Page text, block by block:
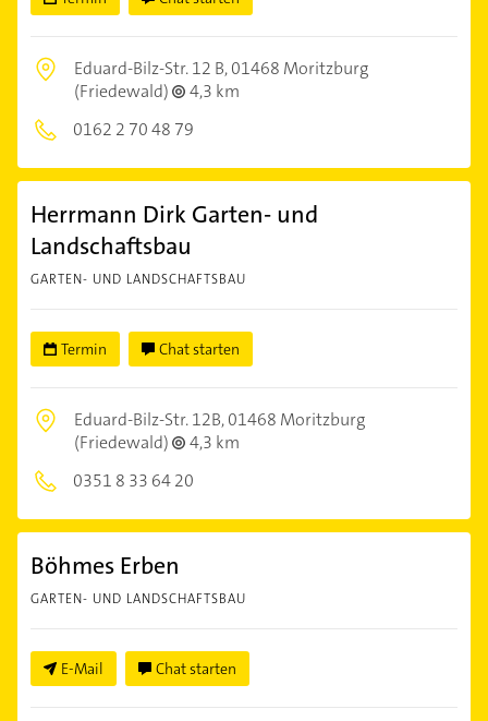
Eduard-Bilz-Str. 12 B,01468 Moritzburg
(Friedewald)
4,3 km
0162 2 70 48 79
Herrmann Dirk Garten- und
Landschaftsbau
GARTEN- UND LANDSCHAFTSBAU
Termin Chat starten
Eduard-Bilz-Str. 12B,01468 Moritzburg
(Friedewald)
4,3 km
0351 8 33 64 20
Böhmes Erben
GARTEN- UND LANDSCHAFTSBAU
E-Mail Chat starten